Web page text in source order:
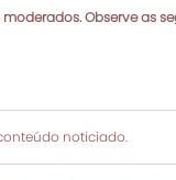
Observe as
noticiado.